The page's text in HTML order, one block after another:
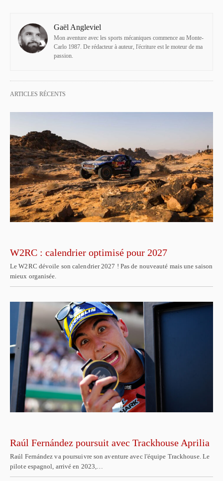
Gaël Angleviel
Mon aventure avec les sports mécaniques commence au Monte-
Carlo 1987. De rédacteur à auteur, l'écriture est le moteur de ma
passion.
ARTICLES RÉCENTS
W2RC : calendrier optimisé pour 2027
Le W2RC dévoile son calendrier 2027 ! Pas de nouveauté mais une saison
mieux organisée.
Raúl Fernández poursuit avec Trackhouse Aprilia
Raúl Fernández va poursuivre son aventure avec l'équipe Trackhouse. Le
pilote espagnol, arrivé en 2023,…